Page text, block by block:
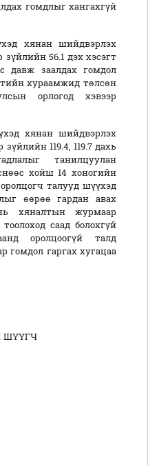
гомдлыг хангахгүй
хянан шийдвэрлэх
56.1 дэх хэсэгт
давж заалдах гомдол
хураамжид төлсөн
орлогод хэвээр
хянан шийдвэрлэх
119.4, 119.7 дахь
танилцуулан
хойш 14 хоногийн
талууд шүүхэд
өөрөө гардан авах
хяналтын журмаар
саад болохгүй
оролцоогүй талд
гомдол гаргах хугацаа
ШҮҮГЧ